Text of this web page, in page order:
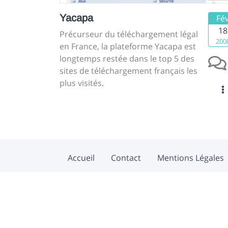
Yacapa
Précurseur du téléchargement légal
en France, la plateforme Yacapa est
longtemps restée dans le top 5 des
sites de téléchargement français les
plus visités.
18
Accueil Contact Mentions Légales